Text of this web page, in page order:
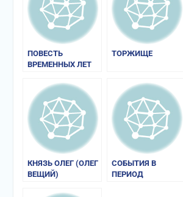
ПОВЕСТЬ
ВРЕМЕННЫХ ЛЕТ
ТОРЖИЩЕ
КНЯЗЬ ОЛЕГ (ОЛЕГ
ВЕЩИЙ)
СОБЫТИЯ В
ПЕРИОД